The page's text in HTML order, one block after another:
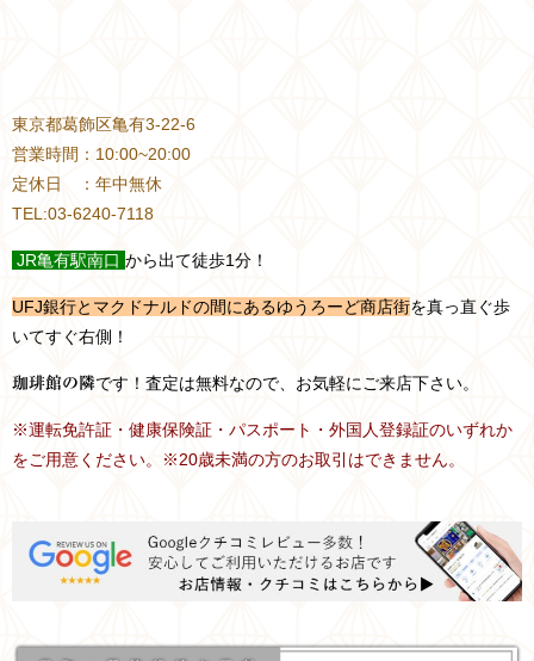
東京都葛飾区亀有3-22-6
営業時間：10:00~20:00
定休日 ：年中無休
TEL:03-6240-7118
JR亀有駅南口 から出て徒歩1分！
UFJ銀行とマクドナルドの間にあるゆうろーど商店街を真っ直ぐ歩
いてすぐ右側！
珈琲館の隣です！査定は無料なので、お気軽にご来店下さい。
※運転免許証・健康保険証・パスポート・外国人登録証のいずれか
をご用意ください。※20歳未満の方のお取引はできません。